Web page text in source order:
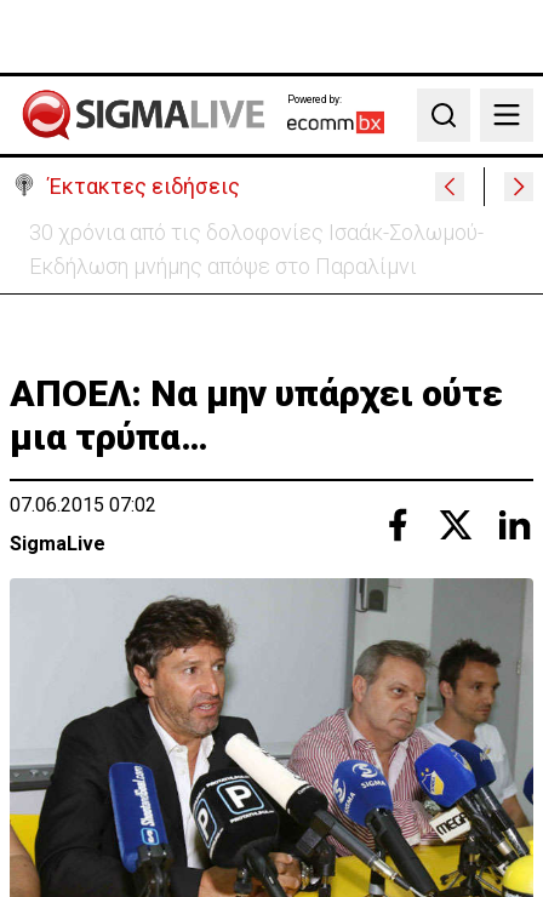
Powered by:
Search
Έκτακτες ειδήσεις
Συνεχίζονται τα 40αρια-Πότε τίθεται σε ισχύ η
κίτρινη προειδοποίηση
ΑΠΟΕΛ: Να μην υπάρχει ούτε
μια τρύπα…
07.06.2015 07:02
SigmaLive